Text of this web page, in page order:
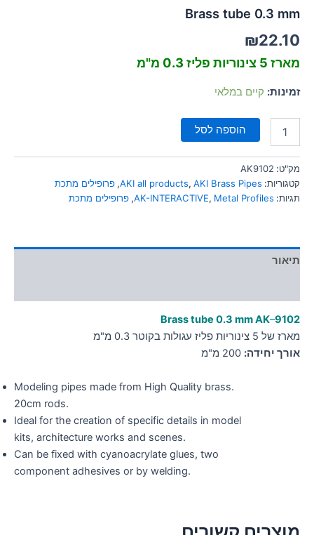
Brass tube 0.3 mm
₪22.10
מארז 5 צינוריות פליז 0.3 מ"מ
זמינות: קיים במלאי
הוספה לסל
מק"ט: AK9102
קטגוריות:
AKI all products, AKI Brass Pipes
, פרופילים מתכת
תגיות:
AK-INTERACTIVE, Metal Profiles
, פרופילים מתכת
תיאור
Brass tube 0.3 mm AK–9102
מארז של 5 צינוריות פליז עגולות בקוטר 0.3 מ"מ
אורך יחידה:
Modeling pipes made from High Quality brass.
20cm rods.
Ideal for the creation of specific details in model
kits, architecture works and scenes.
Can be fixed with cyanoacrylate glues, two
component adhesives or by welding.